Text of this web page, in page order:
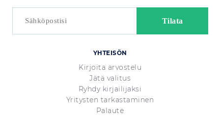
YHTEISÖN
Kirjoita arvostelu
Jätä valitus
Ryhdy kirjailijaksi
Yritysten tarkastaminen
Palaute